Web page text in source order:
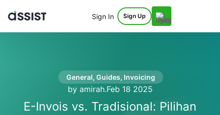
Sign In Sign Up
by amirah.Feb 18 2025
General, Guides, Invoicing
E-Invois vs. Tradisional: Pilihan